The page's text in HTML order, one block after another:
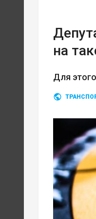
на
Для